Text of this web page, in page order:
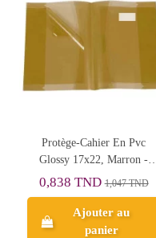
Protège-Cahier En Pvc
Glossy 17x22, Marron -
Purple
0,838 TND1,047 TND
Ajouter au
panier